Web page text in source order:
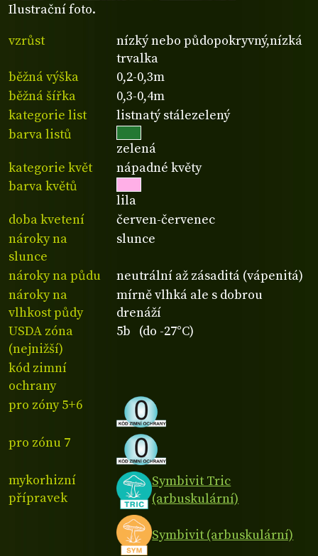
Ilustrační foto.
vzrůst
nízký nebo půdopokryvný,nízká
trvalka
běžná výška
0,2-0,3m
běžná šířka
0,3-0,4m
kategorie list
listnatý stálezelený
barva listů
zelená
kategorie květ
nápadné květy
barva květů
lila
doba kvetení
červen-červenec
nároky na
slunce
slunce
nároky na půdu
neutrální až zásaditá (vápenitá)
nároky na
vlhkost půdy
mírně vlhká ale s dobrou
drenáží
USDA zóna
(nejnižší)
5b (do -27°C)
kód zimní
ochrany
pro zóny 5+6
pro zónu 7
mykorhizní
přípravek
Symbivit Tric
(arbuskulární)
Symbivit (arbuskulární)